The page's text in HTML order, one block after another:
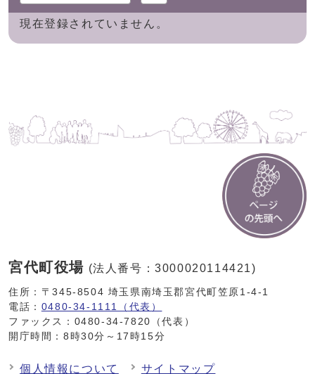
現在登録されていません。
宮代町役場 (法人番号：3000020114421)
住所：〒345-8504 埼玉県南埼玉郡宮代町笠原1-4-1
電話： 0480-34-1111（代表）
ファックス：0480-34-7820（代表）
開庁時間：8時30分～17時15分
個人情報について サイトマップ